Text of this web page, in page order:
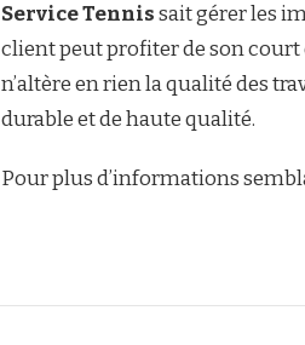
Service Tennissait gérer les
client peut profiter de son court
n’altère en rien la qualité des
durable et de haute qualité.
Pour plus d’informations